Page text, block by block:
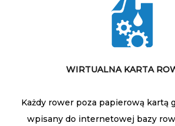
WIRTUALNA KARTA
Każdy rower poza papierową kartą
wpisany do internetowej bazy